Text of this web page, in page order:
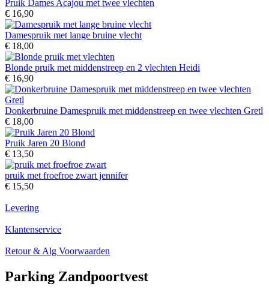
Pruik Dames Acajou met twee vlechten
€ 16,90
Damespruik met lange bruine vlecht
€ 18,00
Blonde pruik met middenstreep en 2 vlechten Heidi
€ 16,90
Donkerbruine Damespruik met middenstreep en twee vlechten Gretl
€ 18,00
Pruik Jaren 20 Blond
€ 13,50
pruik met froefroe zwart jennifer
€ 15,50
Levering
Klantenservice
Retour & Alg Voorwaarden
Parking Zandpoortvest